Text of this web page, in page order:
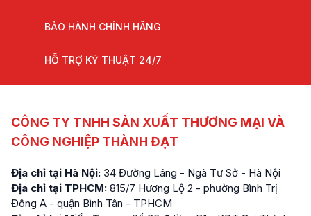
BẢO HÀNH CHÍNH HÃNG
HỖ TRỢ KỸ THUẬT 24/7
CÔNG TY TNHH SẢN XUẤT THƯƠNG MẠI VÀ
CÔNG NGHIỆP THÀNH ĐẠT
Địa chỉ tại Hà Nội: 34 Đường Láng - Ngã Tư Sở - Hà Nội
Địa chỉ tại TPHCM: 815/7 Hương Lộ 2 - phường Bình Trị
Đông A - quận Bình Tân - TPHCM